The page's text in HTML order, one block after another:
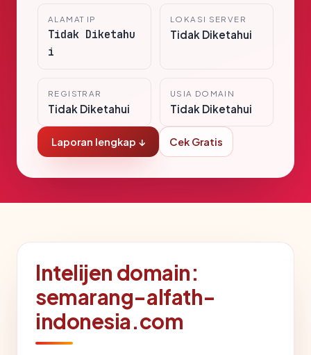
ALAMAT IP
Tidak Diketahu
i
LOKASI SERVER
Tidak Diketahui
REGISTRAR
Tidak Diketahui
USIA DOMAIN
Tidak Diketahui
Laporan lengkap ↓ Cek Gratis
Intelijen domain:
semarang-alfath-
indonesia.com